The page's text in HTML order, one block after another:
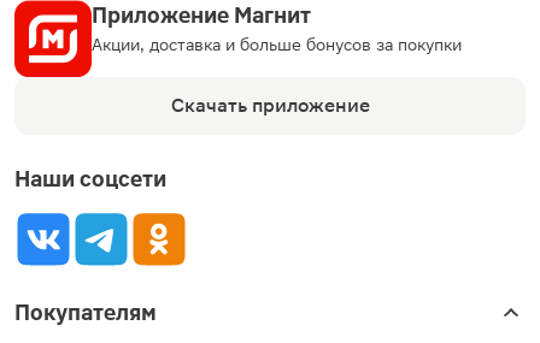
Приложение Магнит
Акции, доставка и больше бонусов за покупки
Скачать приложение
Наши соцсети
Покупателям